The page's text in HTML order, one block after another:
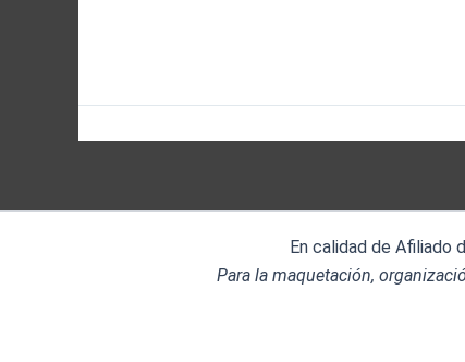
En calidad de Afiliado
Para la maquetación,